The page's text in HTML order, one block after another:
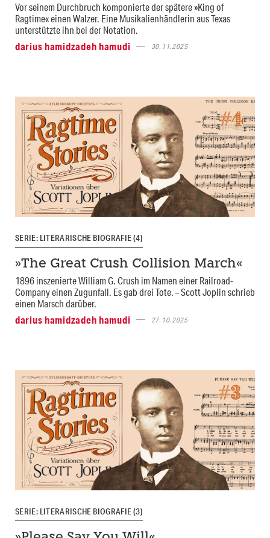
Vor seinem Durchbruch komponierte der spätere »King of
Ragtime« einen Walzer. Eine Musikalienhändlerin aus Texas
unterstützte ihn bei der Notation.
darius hamidzadeh hamudi
30.11.2025
SERIE: LITERARISCHE BIOGRAFIE (4)
»The Great Crush Collision March«
1896 inszenierte William G. Crush im Namen einer Railroad-
Company einen Zugunfall. Es gab drei Tote. – Scott Joplin schrieb
einen Marsch darüber.
darius hamidzadeh hamudi
27.10.2025
SERIE: LITERARISCHE BIOGRAFIE (3)